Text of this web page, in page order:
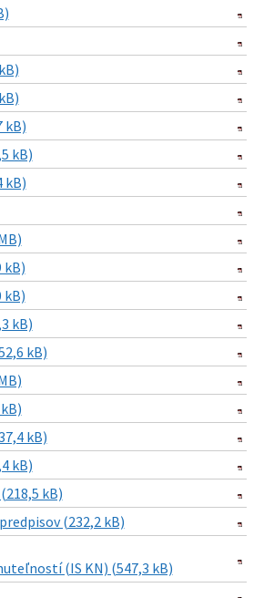
kB)
kB)
kB)
kB)
kB)
kB)
kB)
kB)
kB)
kB)
(232,2 kB)
(IS KN) (547,3 kB)